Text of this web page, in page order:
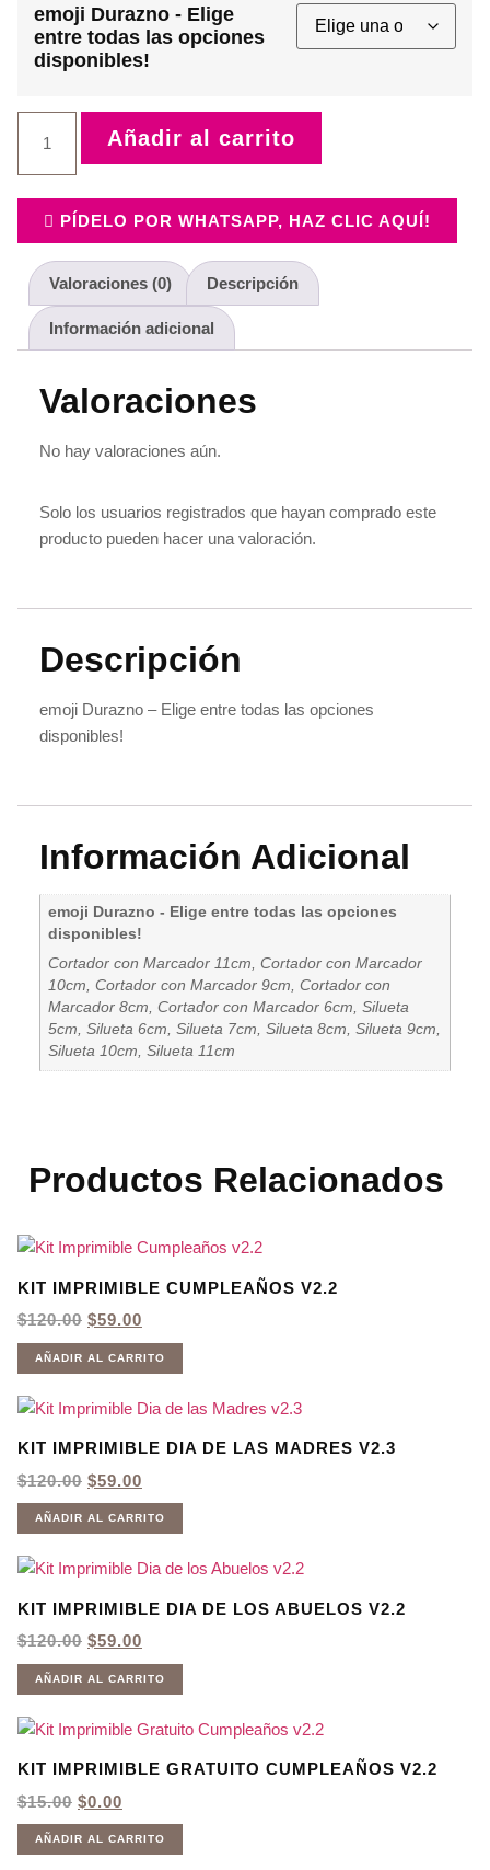
emoji Durazno - Elige
entre todas las opciones
disponibles!
Durazno
cantidad
Añadir al carrito
PÍDELO POR WHATSAPP, HAZ CLIC AQUÍ!
Valoraciones (0) Descripción
Información adicional
Valoraciones
No hay valoraciones aún.
Solo los usuarios registrados que hayan comprado este
producto pueden hacer una valoración.
Descripción
emoji Durazno – Elige entre todas las opciones
disponibles!
Información Adicional
emoji Durazno - Elige entre todas las opciones
disponibles!
Cortador con Marcador 11cm, Cortador con Marcador
10cm, Cortador con Marcador 9cm, Cortador con
Marcador 8cm, Cortador con Marcador 6cm, Silueta
5cm, Silueta 6cm, Silueta 7cm, Silueta 8cm, Silueta 9cm,
Silueta 10cm, Silueta 11cm
Productos Relacionados
KIT IMPRIMIBLE CUMPLEAÑOS V2.2
$120.00 EL
ORIGINAL
ERA:
$59.00
ACTUAL
ES:
AÑADIR AL CARRITO
KIT IMPRIMIBLE DIA DE LAS MADRES V2.3
$120.00 EL
PRECIO
ORIGINAL
ERA:
$120.00.
$59.00
PRECIO
ACTUAL
ES:
$59.00.
AÑADIR AL CARRITO
KIT IMPRIMIBLE DIA DE LOS ABUELOS V2.2
$120.00 EL
ORIGINAL
ERA:
$59.00
ACTUAL
ES:
AÑADIR AL CARRITO
KIT IMPRIMIBLE GRATUITO CUMPLEAÑOS V2.2
$15.00 EL
PRECIO
ORIGINAL
ERA:
$0.00
PRECIO
ACTUAL
ES:
AÑADIR AL CARRITO